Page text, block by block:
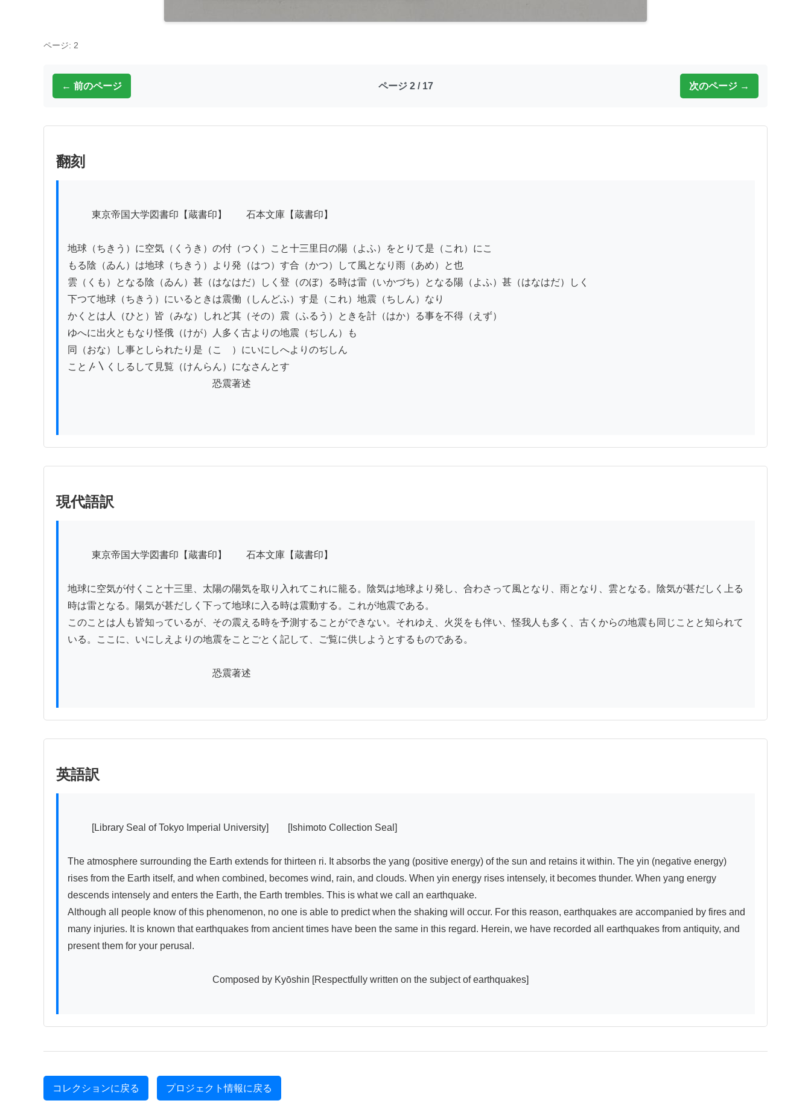
ページ: 2
← 前のページ ページ 2 / 17 次のページ →
翻刻
地球（ちきう）に空気（くうき）の付（つく）こと十三里日の陽（よふ）をとりて是（これ）にこ
もる陰（ゐん）は地球（ちきう）より発（はつ）す合（かつ）して風となり雨（あめ）と也
雲（くも）となる陰（ゐん）甚（はなはだ）しく登（のぼ）る時は雷（いかづち）となる陽（よふ）甚（はなはだ）しく
下つて地球（ちきう）にいるときは震働（しんどふ）す是（これ）地震（ちしん）なり
かくとは人（ひと）皆（みな）しれど其（その）震（ふるう）ときを計（はか）る事を不得（えず）
ゆへに出火ともなり怪俄（けが）人多く古よりの地震（ぢしん）も
同（おな）し事としられたり是（こゝ）にいにしへよりのぢしん
こと〴〵くしるして見覧（けんらん）になさんとす
恐震著述
現代語訳
地球に空気が付くこと十三里、太陽の陽気を取り入れてこれに籠る。陰気は地球より発し、合わさって風となり、雨となり、雲となる。陰気が甚だしく上る
時は雷となる。陽気が甚だしく下って地球に入る時は震動する。これが地震である。
このことは人も皆知っているが、その震える時を予測することができない。それゆえ、火災をも伴い、怪我人も多く、古くからの地震も同じことと知られて
いる。ここに、いにしえよりの地震をことごとく記して、ご覧に供しようとするものである。
恐震著述
英語訳
The atmosphere surrounding the Earth extends for thirteen ri. It absorbs the yang (positive energy) of the sun and retains it within. The yin (negative energy)
rises from the Earth itself, and when combined, becomes wind, rain, and clouds. When yin energy rises intensely, it becomes thunder. When yang energy
descends intensely and enters the Earth, the Earth trembles. This is what we call an earthquake.
Although all people know of this phenomenon, no one is able to predict when the shaking will occur. For this reason, earthquakes are accompanied by fires and
many injuries. It is known that earthquakes from ancient times have been the same in this regard. Herein, we have recorded all earthquakes from antiquity, and
present them for your perusal.
Composed by Kyōshin [Respectfully written on the subject of earthquakes]
コレクションに戻る プロジェクト情報に戻る